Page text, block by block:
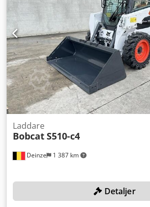
Triplex Transmission:
20 Skick: Ny maskin Tekniskt skick: Ny
Superelastiska Däck fram skick: Nya
Superelastiska Däck bak skick: Nya
gaffelställ med justerbara gafflar, 3:e
hydraulventil, bakre
arbetsstrålkastare, värme, helhytt, full
innerbackspegel, ytterbackspeglar,
fram- och backkamera Dcedjxr R Efopfx
Deinze 1 387 km
Laddare
BobcatS510-c4
Detaljer